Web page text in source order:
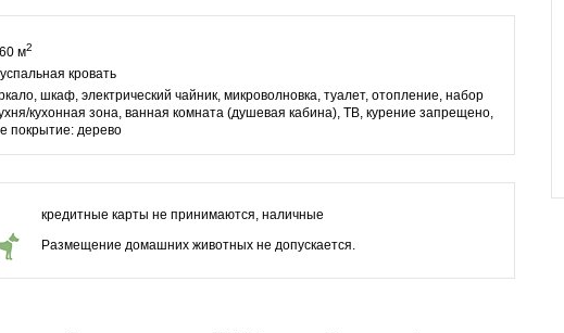
м2
кровать
шкаф, электрический чайник, микроволновка, туалет, отопление, набор
кухонная зона, ванная комната (душевая кабина), ТВ, курение запрещено,
покрытие: дерево
кредитные карты не принимаются, наличные
Размещение домашних животных не допускается.